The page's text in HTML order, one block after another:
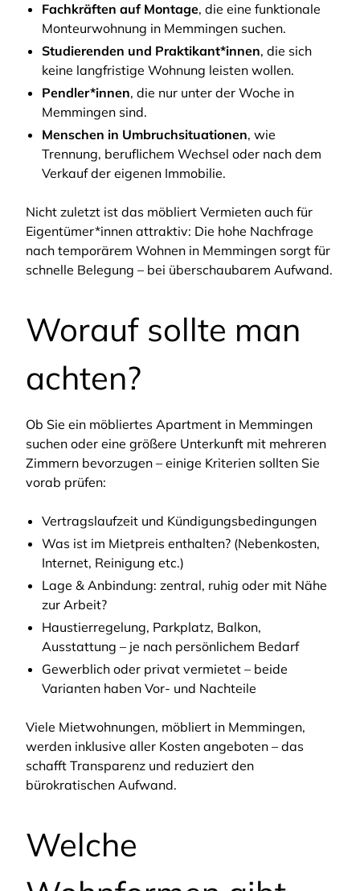
Fachkräften auf Montage, die eine funktionale
Monteurwohnung in Memmingen suchen.
Studierenden und Praktikant*innen, die sich
keine langfristige Wohnung leisten wollen.
Pendler*innen, die nur unter der Woche in
Memmingen sind.
Menschen in Umbruchsituationen, wie
Trennung, beruflichem Wechsel oder nach dem
Verkauf der eigenen Immobilie.
Nicht zuletzt ist das möbliert Vermieten auch für
Eigentümer*innen attraktiv: Die hohe Nachfrage
nach temporärem Wohnen in Memmingen sorgt für
schnelle Belegung – bei überschaubarem Aufwand.
Worauf sollte man
achten?
Ob Sie ein möbliertes Apartment in Memmingen
suchen oder eine größere Unterkunft mit mehreren
Zimmern bevorzugen – einige Kriterien sollten Sie
vorab prüfen:
Vertragslaufzeit und Kündigungsbedingungen
Was ist im Mietpreis enthalten? (Nebenkosten,
Internet, Reinigung etc.)
Lage & Anbindung: zentral, ruhig oder mit Nähe
zur Arbeit?
Haustierregelung, Parkplatz, Balkon,
Ausstattung – je nach persönlichem Bedarf
Gewerblich oder privat vermietet – beide
Varianten haben Vor- und Nachteile
Viele Mietwohnungen, möbliert in Memmingen,
werden inklusive aller Kosten angeboten – das
schafft Transparenz und reduziert den
bürokratischen Aufwand.
Welche